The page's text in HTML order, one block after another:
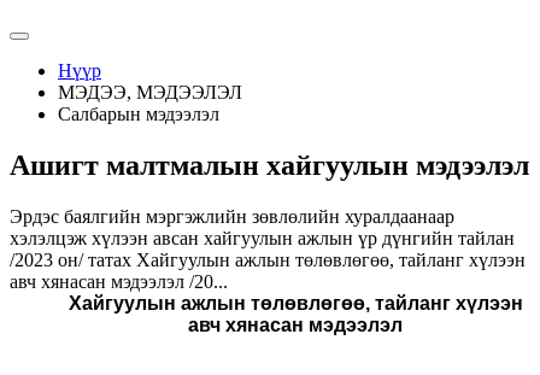
Нүүр
МЭДЭЭ, МЭДЭЭЛЭЛ
Салбарын мэдээлэл
Ашигт малтмалын хайгуулын мэдээлэл
Эрдэс баялгийн мэргэжлийн зөвлөлийн хуралдаанаар
хэлэлцэж хүлээн авсан хайгуулын ажлын үр дүнгийн тайлан
/2023 он/ татах Хайгуулын ажлын төлөвлөгөө, тайланг хүлээн
авч хянасан мэдээлэл /20...
Хайгуулын ажлын төлөвлөгөө, тайланг хүлээн
авч хянасан мэдээлэл